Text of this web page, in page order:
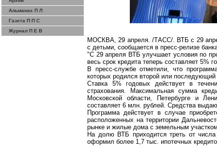
Альманах П Л
Газета П П С
Журнал П Е В
МОСКВА, 29 апреля. /ТАСС/. ВТБ с 29
с детьми, сообщается в пресс-релизе
"С 29 апреля ВТБ улучшает условия по
весь срок кредита теперь составляет 5%
В пресс-службе отметили, что
которых родился второй или последующий
Ставка 5%годовых действует в
страхования. Максимальная сумма
Московской области, Петербурге и
составляет 6 млн. рублей. Средства
Программа действует в случае
расположенных на территории
рынке и жилые дома с земельным
На долю ВТБ приходится треть от
оформил более 1,7 тыс. ипотечных